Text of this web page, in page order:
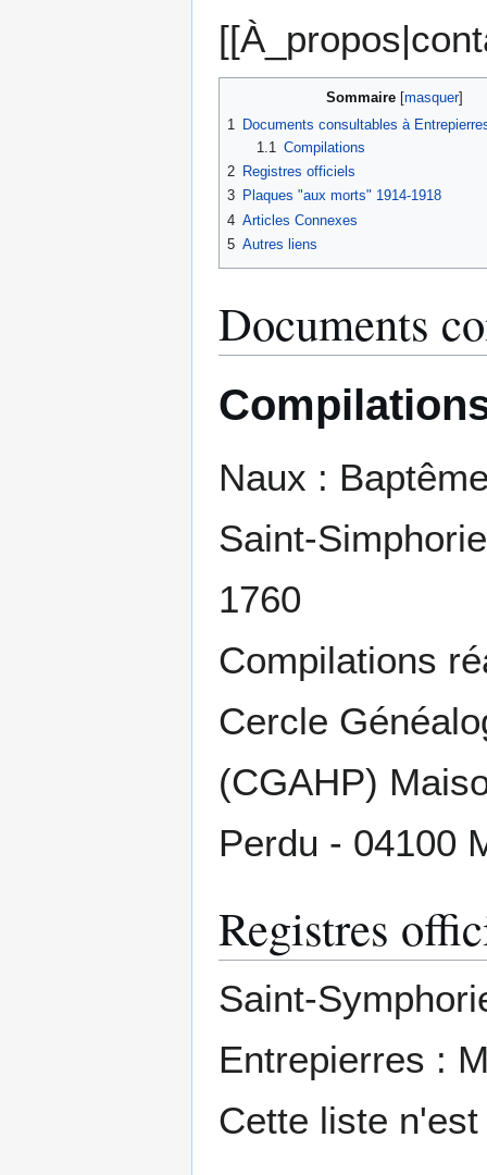
Sommaire
1
Documents consultables à
1.1 Compilations
2 Registres officiels
3 Plaques "aux morts" 1914-1918
4 Articles Connexes
5 Autres liens
Documents
Naux :
Saint-
1760
Compilations
Cercle
(CGAHP)
Perdu - 04100
Registres
Saint-
Entrepierres :
Cette liste